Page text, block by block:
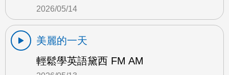
2026/05/14
美麗的一天
輕鬆學英語黛西 FM AM